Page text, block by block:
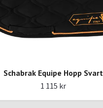
Schabrak Equipe Hopp Svart
1 115 kr